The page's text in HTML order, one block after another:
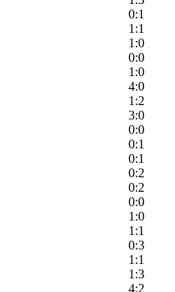
0:1
1:1
1:0
0:0
1:0
4:0
1:2
3:0
0:0
0:1
0:1
0:2
0:2
0:0
1:0
1:1
0:3
1:1
1:3
4:2